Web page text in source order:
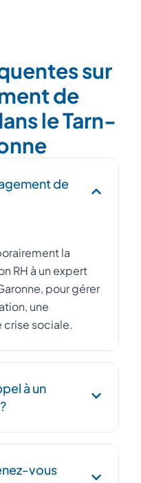
sur
de
le Tarn-
de
la
RH à un expert
pour gérer
une
crise sociale.
à un
acquisition, mise
vous